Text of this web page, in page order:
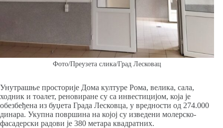
Фото/Преузета слика/Град Лесковац
Унутрашње просторије Дома културе Рома, велика, сала,
ходник и тоалет, реновиране су са инвестицијом, која је
обезбеђена из буџета Града Лесковца, у вредности од 274.000
динара. Укупна површина на којој су изведени молерско-
фасадерски радови је 380 метара квадратних.